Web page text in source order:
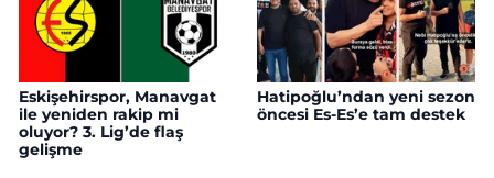
Eskişehirspor, Manavgat
ile yeniden rakip mi
oluyor? 3. Lig’de flaş
gelişme
Hatipoğlu’ndan yeni sezon
öncesi Es-Es’e tam destek